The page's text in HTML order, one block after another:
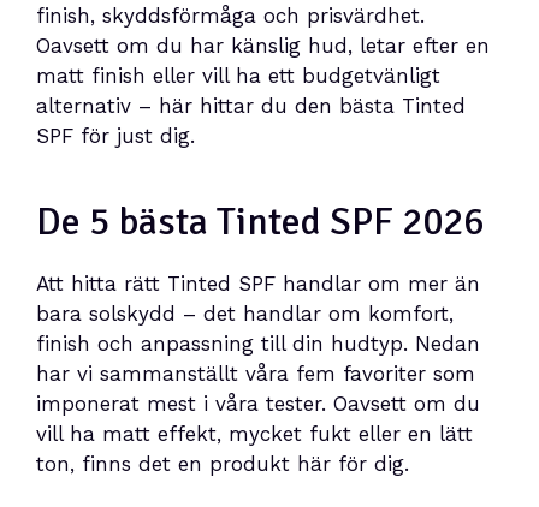
finish, skyddsförmåga och prisvärdhet.
Oavsett om du har känslig hud, letar efter en
matt finish eller vill ha ett budgetvänligt
alternativ – här hittar du den bästa Tinted
SPF för just dig.
De 5 bästa Tinted SPF 2026
Att hitta rätt Tinted SPF handlar om mer än
bara solskydd – det handlar om komfort,
finish och anpassning till din hudtyp. Nedan
har vi sammanställt våra fem favoriter som
imponerat mest i våra tester. Oavsett om du
vill ha matt effekt, mycket fukt eller en lätt
ton, finns det en produkt här för dig.